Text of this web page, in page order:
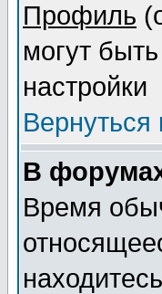
Профиль
могут
настройки
Вернуться
В
Время